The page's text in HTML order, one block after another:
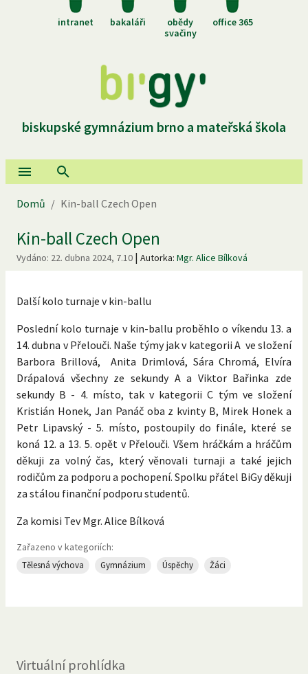
intranet bakaláři
obědy
svačiny
office 365
biskupské gymnázium brno a mateřská škola
Domů / Kin-ball Czech Open
Kin-ball Czech Open
Vydáno: 22. dubna 2024, 7.10 | Autorka: Mgr. Alice Bílková
Další kolo turnaje v kin-ballu
Poslední kolo turnaje v kin-ballu proběhlo o víkendu 13. a
14. dubna v Přelouči. Naše týmy jak v kategorii A ve složení
Barbora Brillová, Anita Drimlová, Sára Chromá, Elvíra
Drápalová všechny ze sekundy A a Viktor Bařinka zde
sekundy B - 4. místo, tak v kategorii C tým ve složení
Kristián Honek, Jan Panáč oba z kvinty B, Mirek Honek a
Petr Lipavský - 5. místo, postoupily do finále, které se
koná 12. a 13. 5. opět v Přelouči. Všem hráčkám a hráčům
děkuji za volný čas, který věnovali turnaji a také jejich
rodičům za podporu a pochopení. Spolku přátel BiGy děkuji
za stálou finanční podporu studentů.
Za komisi Tev Mgr. Alice Bílková
Zařazeno v kategoriích:
Tělesná výchova Gymnázium Úspěchy Žáci
Virtuální prohlídka